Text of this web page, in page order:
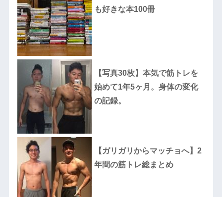
も好きな本100冊
【写真30枚】本気で筋トレを
始めて1年5ヶ月。身体の変化
の記録。
【ガリガリからマッチョへ】2
年間の筋トレ総まとめ